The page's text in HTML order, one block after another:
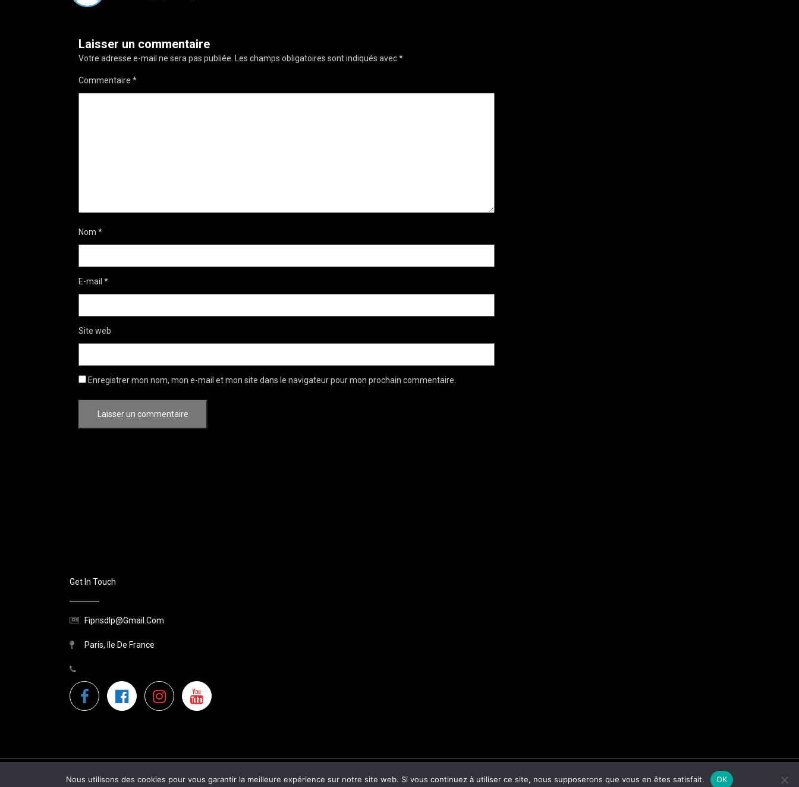
Laisser un commentaire
Votre adresse e-mail ne sera pas publiée. Les champs obligatoires sont indiqués avec*
Commentaire *
Nom *
E-mail *
Site web
Enregistrer mon nom, mon e-mail et mon site dans le navigateur pour mon prochain commentaire.
Get In Touch
Fipnsdlp@gmail.com
Paris, Ile De France
2026 Site Non Officiel
Nous utilisons des cookies pour vous garantir la meilleure expérience sur notre site web. Si vous continuez à utiliser ce site, nous supposerons que vous en êtes satisfait. OK